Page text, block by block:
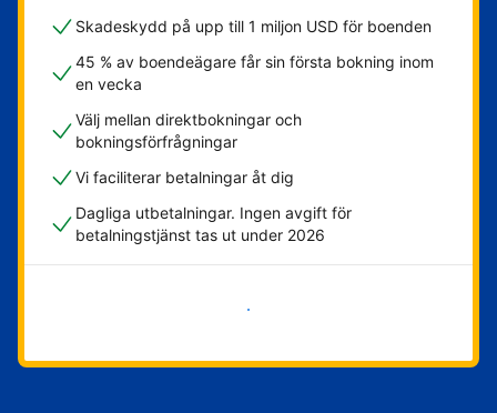
Skadeskydd på upp till 1 miljon USD för boenden
45 % av boendeägare får sin första bokning inom
en vecka
Välj mellan direktbokningar och
bokningsförfrågningar
Vi faciliterar betalningar åt dig
Dagliga utbetalningar. Ingen avgift för
betalningstjänst tas ut under 2026
Kom igång nu